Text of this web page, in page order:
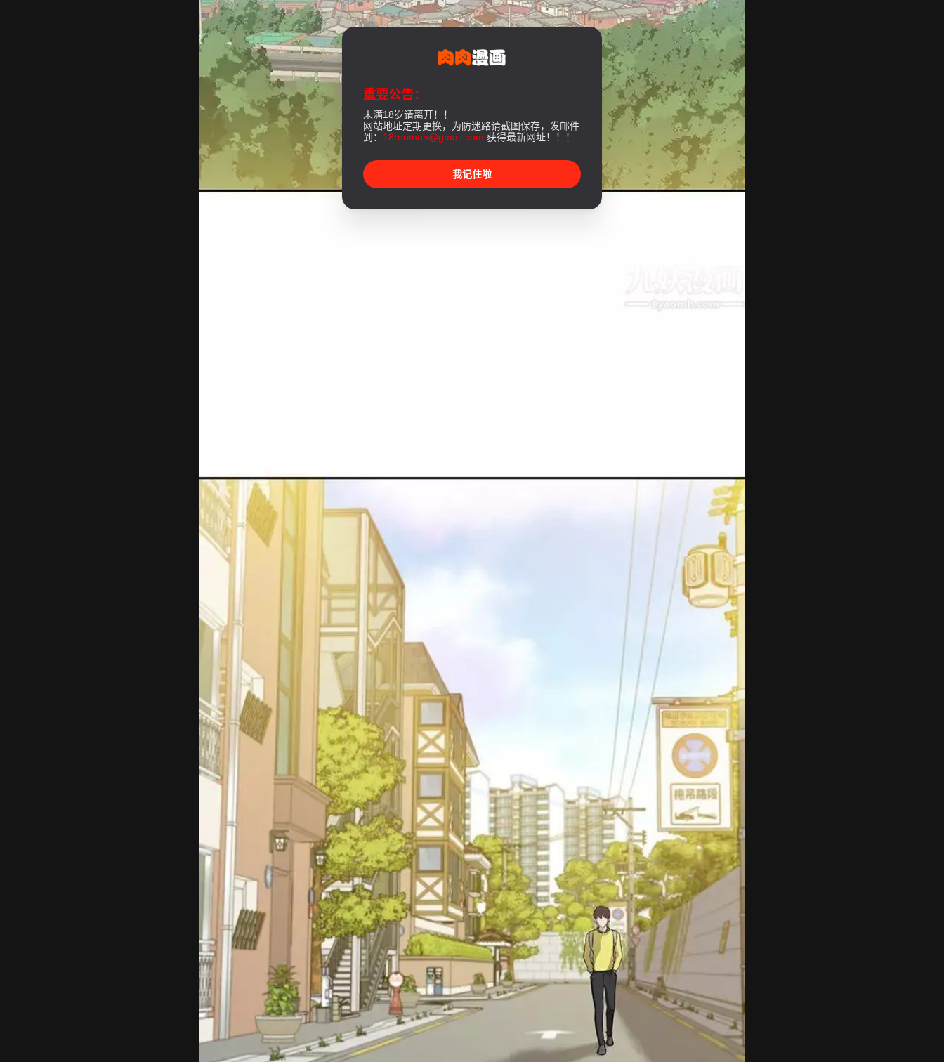
重要公告：
未满18岁请离开！！
网站地址定期更换，为防迷路请截图保存，发邮件
到： 18rouman@gmail.com 获得最新网址！！！
我记住啦